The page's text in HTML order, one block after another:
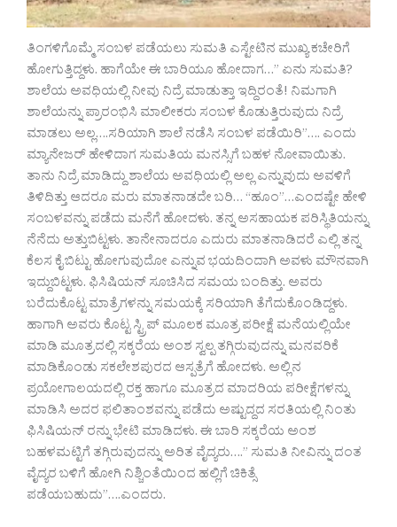
ತಿಂಗಳಿಗೊಮ್ಮೆ ಸಂಬಳ ಪಡೆಯಲು ಸುಮತಿ ಎಸ್ಟೇಟಿನ ಮುಖ್ಯ ಕಚೇರಿಗೆ
ಹೋಗುತ್ತಿದ್ದಳು. ಹಾಗೆಯೇ ಈ ಬಾರಿಯೂ ಹೋದಾಗ…” ಏನು ಸುಮತಿ?
ಶಾಲೆಯ ಅವಧಿಯಲ್ಲಿ ನೀವು ನಿದ್ರೆ ಮಾಡುತ್ತಾ ಇದ್ದಿರಂತೆ! ನಿಮಗಾಗಿ
ಶಾಲೆಯನ್ನು ಪ್ರಾರಂಭಿಸಿ ಮಾಲೀಕರು ಸಂಬಳ ಕೊಡುತ್ತಿರುವುದು ನಿದ್ರೆ
ಮಾಡಲು ಅಲ್ಲ….ಸರಿಯಾಗಿ ಶಾಲೆ ನಡೆಸಿ ಸಂಬಳ ಪಡೆಯಿರಿ”…. ಎಂದು
ಮ್ಯಾನೇಜರ್ ಹೇಳಿದಾಗ ಸುಮತಿಯ ಮನಸ್ಸಿಗೆ ಬಹಳ ನೋವಾಯಿತು.
ತಾನು ನಿದ್ರೆ ಮಾಡಿದ್ದು ಶಾಲೆಯ ಅವಧಿಯಲ್ಲಿ ಅಲ್ಲ ಎನ್ನುವುದು ಅವಳಿಗೆ
ತಿಳಿದಿತ್ತು ಆದರೂ ಮರು ಮಾತನಾಡದೇ ಬರಿ… “ಹೂಂ”…ಎಂದಷ್ಟೇ ಹೇಳಿ
ಸಂಬಳವನ್ನು ಪಡೆದು ಮನೆಗೆ ಹೋದಳು. ತನ್ನ ಅಸಹಾಯಕ ಪರಿಸ್ಥಿತಿಯನ್ನು
ನೆನೆದು ಅತ್ತುಬಿಟ್ಟಳು. ತಾನೇನಾದರೂ ಎದುರು ಮಾತನಾಡಿದರೆ ಎಲ್ಲಿ ತನ್ನ
ಕೆಲಸ ಕೈ ಬಿಟ್ಟು ಹೋಗುವುದೋ ಎನ್ನುವ ಭಯದಿಂದಾಗಿ ಅವಳು ಮೌನವಾಗಿ
ಇದ್ದುಬಿಟ್ಟಳು. ಫಿಸಿಷಿಯನ್ ಸೂಚಿಸಿದ ಸಮಯ ಬಂದಿತ್ತು. ಅವರು
ಬರೆದುಕೊಟ್ಟ ಮಾತ್ರೆಗಳನ್ನು ಸಮಯಕ್ಕೆ ಸರಿಯಾಗಿ ತೆಗೆದುಕೊಂಡಿದ್ದಳು.
ಹಾಗಾಗಿ ಅವರು ಕೊಟ್ಟ ಸ್ಟ್ರಿಪ್ ಮೂಲಕ ಮೂತ್ರ ಪರೀಕ್ಷೆ ಮನೆಯಲ್ಲಿಯೇ
ಮಾಡಿ ಮೂತ್ರದಲ್ಲಿ ಸಕ್ಕರೆಯ ಅಂಶ ಸ್ವಲ್ಪ ತಗ್ಗಿರುವುದನ್ನು ಮನವರಿಕೆ
ಮಾಡಿಕೊಂಡು ಸಕಲೇಶಪುರದ ಆಸ್ಪತ್ರೆಗೆ ಹೋದಳು. ಅಲ್ಲಿನ
ಪ್ರಯೋಗಾಲಯದಲ್ಲಿ ರಕ್ತ ಹಾಗೂ ಮೂತ್ರದ ಮಾದರಿಯ ಪರೀಕ್ಷೆಗಳನ್ನು
ಮಾಡಿಸಿ ಅದರ ಫಲಿತಾಂಶವನ್ನು ಪಡೆದು ಅಷ್ಟುದ್ದದ ಸರತಿಯಲ್ಲಿ ನಿಂತು
ಫಿಸಿಷಿಯನ್ ರನ್ನು ಭೇಟಿ ಮಾಡಿದಳು. ಈ ಬಾರಿ ಸಕ್ಕರೆಯ ಅಂಶ
ಬಹಳಮಟ್ಟಿಗೆ ತಗ್ಗಿರುವುದನ್ನು ಅರಿತ ವೈದ್ಯರು….” ಸುಮತಿ ನೀವಿನ್ನು ದಂತ
ವೈದ್ಯರ ಬಳಿಗೆ ಹೋಗಿ ನಿಶ್ಚಿಂತೆಯಿಂದ ಹಲ್ಲಿಗೆ ಚಿಕಿತ್ಸೆ
ಪಡೆಯಬಹುದು”….ಎಂದರು.